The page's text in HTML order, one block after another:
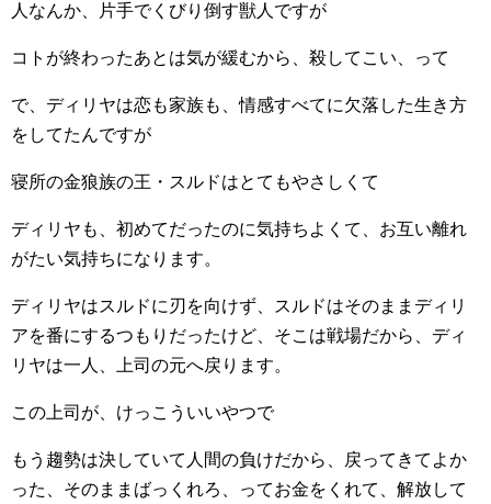
人なんか、片手でくびり倒す獣人ですが
コトが終わったあとは気が緩むから、殺してこい、って
で、ディリヤは恋も家族も、情感すべてに欠落した生き方
をしてたんですが
寝所の金狼族の王・スルドはとてもやさしくて
ディリヤも、初めてだったのに気持ちよくて、お互い離れ
がたい気持ちになります。
ディリヤはスルドに刃を向けず、スルドはそのままディリ
アを番にするつもりだったけど、そこは戦場だから、ディ
リヤは一人、上司の元へ戻ります。
この上司が、けっこういいやつで
もう趨勢は決していて人間の負けだから、戻ってきてよか
った、そのままばっくれろ、ってお金をくれて、解放して